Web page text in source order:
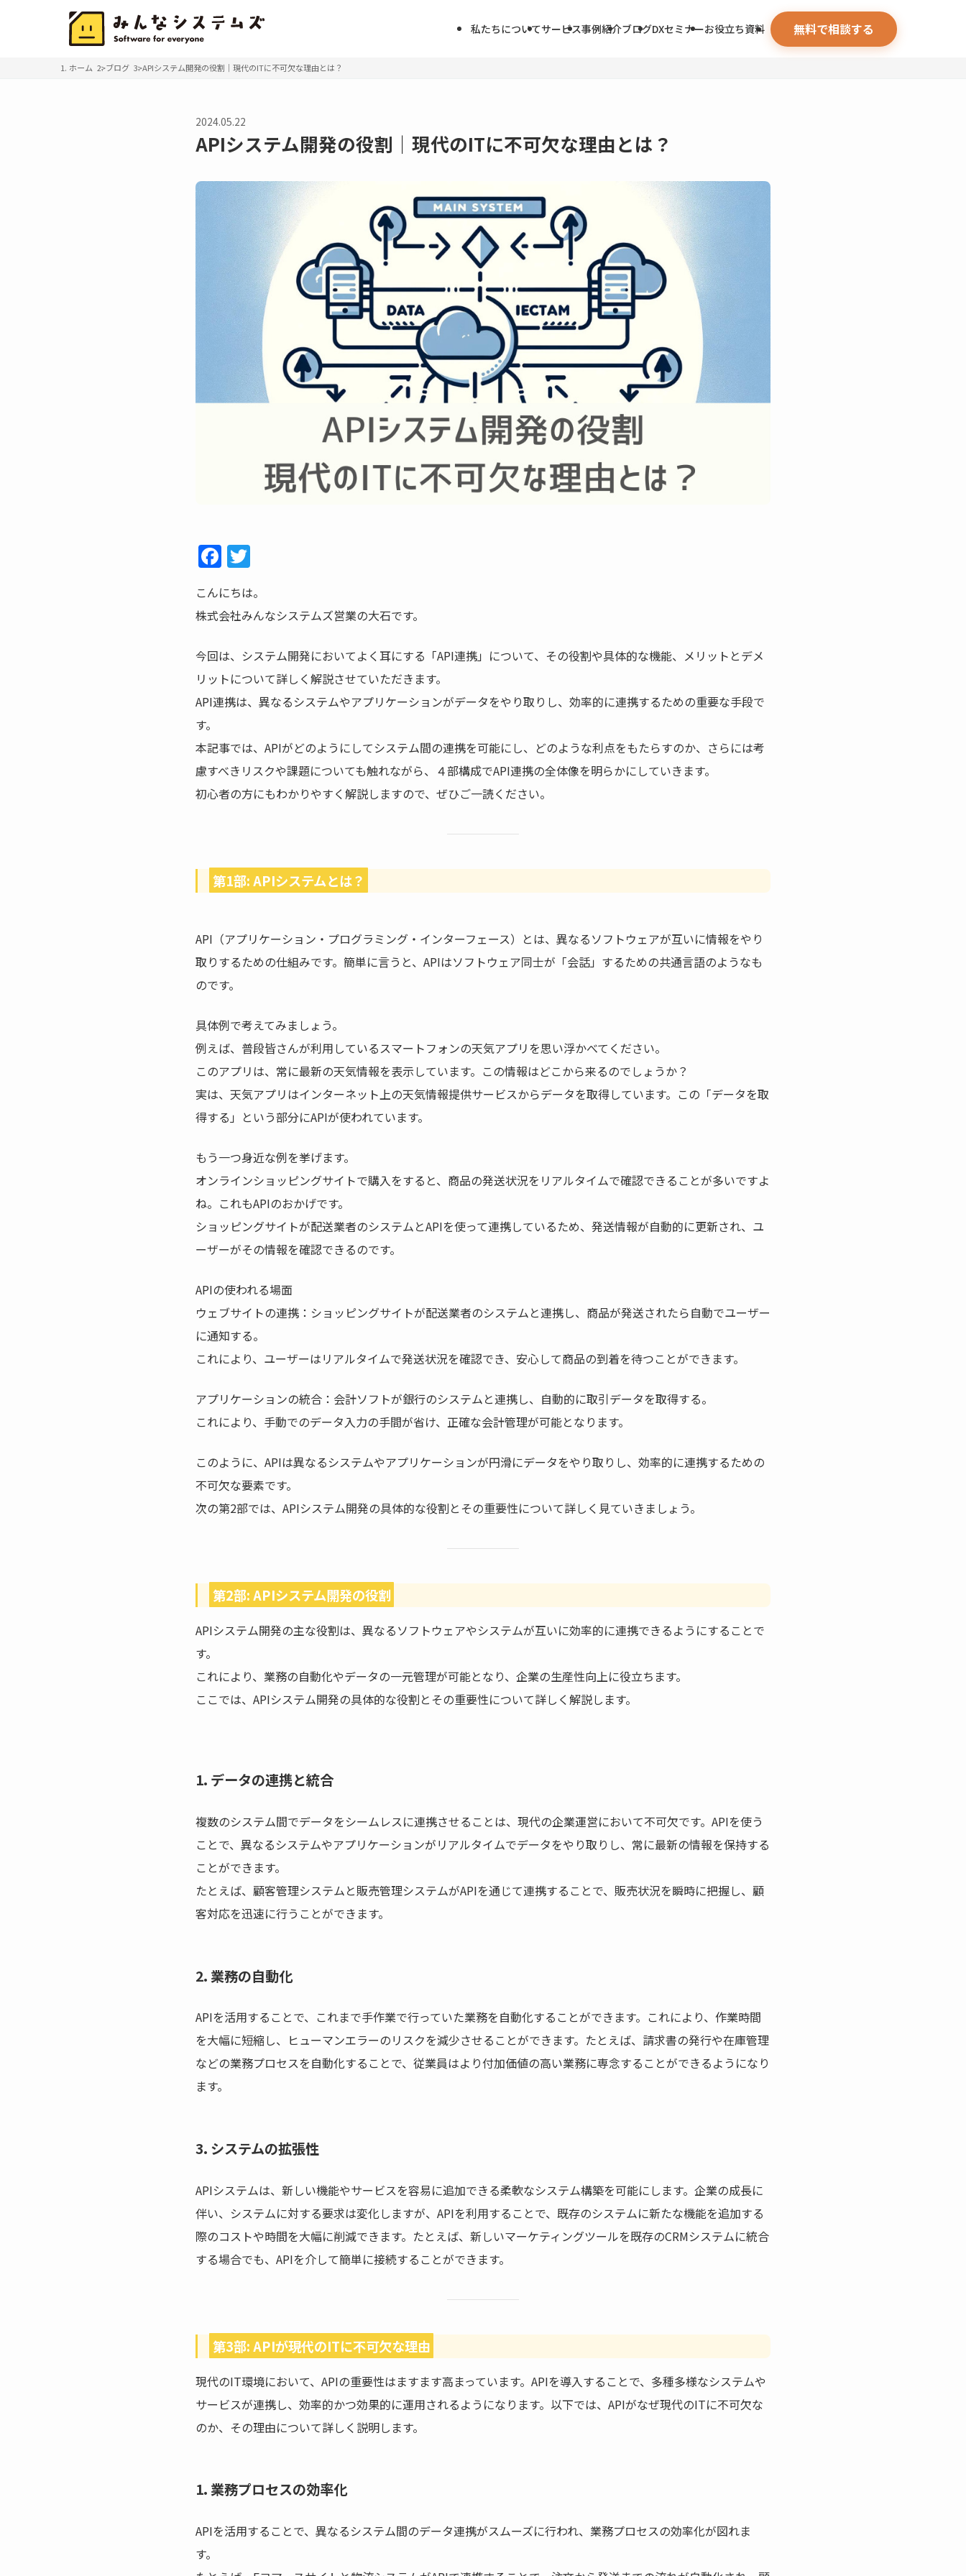
私たちについてサービス事例紹介ブログDXセミナーお役立ち資料 無料で相談する
ホーム ブログ APIシステム開発の役割｜現代のITに不可欠な理由とは？
2024.05.22
APIシステム開発の役割｜現代のITに不可欠な理由とは？
F
a
c
e
b
o
o
k
itt
er
こんにちは。
株式会社みんなシステムズ営業の大石です。
今回は、システム開発においてよく耳にする「API連携」について、その役割や具体的な機能、メリットとデメ
リットについて詳しく解説させていただきます。
API連携は、異なるシステムやアプリケーションがデータをやり取りし、効率的に連携するための重要な手段で
す。
本記事では、APIがどのようにしてシステム間の連携を可能にし、どのような利点をもたらすのか、さらには考
慮すべきリスクや課題についても触れながら、４部構成でAPI連携の全体像を明らかにしていきます。
初心者の方にもわかりやすく解説しますので、ぜひご一読ください。
第1部: APIシステムとは？
API（アプリケーション・プログラミング・インターフェース）とは、異なるソフトウェアが互いに情報をやり
取りするための仕組みです。簡単に言うと、APIはソフトウェア同士が「会話」するための共通言語のようなも
のです。
具体例で考えてみましょう。
例えば、普段皆さんが利用しているスマートフォンの天気アプリを思い浮かべてください。
このアプリは、常に最新の天気情報を表示しています。この情報はどこから来るのでしょうか？
実は、天気アプリはインターネット上の天気情報提供サービスからデータを取得しています。この「データを取
得する」という部分にAPIが使われています。
もう一つ身近な例を挙げます。
オンラインショッピングサイトで購入をすると、商品の発送状況をリアルタイムで確認できることが多いですよ
ね。これもAPIのおかげです。
ショッピングサイトが配送業者のシステムとAPIを使って連携しているため、発送情報が自動的に更新され、ユ
ーザーがその情報を確認できるのです。
APIの使われる場面
ウェブサイトの連携：ショッピングサイトが配送業者のシステムと連携し、商品が発送されたら自動でユーザー
に通知する。
これにより、ユーザーはリアルタイムで発送状況を確認でき、安心して商品の到着を待つことができます。
アプリケーションの統合：会計ソフトが銀行のシステムと連携し、自動的に取引データを取得する。
これにより、手動でのデータ入力の手間が省け、正確な会計管理が可能となります。
このように、APIは異なるシステムやアプリケーションが円滑にデータをやり取りし、効率的に連携するための
不可欠な要素です。
次の第2部では、APIシステム開発の具体的な役割とその重要性について詳しく見ていきましょう。
第2部: APIシステム開発の役割
APIシステム開発の主な役割は、異なるソフトウェアやシステムが互いに効率的に連携できるようにすることで
す。
これにより、業務の自動化やデータの一元管理が可能となり、企業の生産性向上に役立ちます。
ここでは、APIシステム開発の具体的な役割とその重要性について詳しく解説します。
1. データの連携と統合
複数のシステム間でデータをシームレスに連携させることは、現代の企業運営において不可欠です。APIを使う
ことで、異なるシステムやアプリケーションがリアルタイムでデータをやり取りし、常に最新の情報を保持する
ことができます。
たとえば、顧客管理システムと販売管理システムがAPIを通じて連携することで、販売状況を瞬時に把握し、顧
客対応を迅速に行うことができます。
2. 業務の自動化
APIを活用することで、これまで手作業で行っていた業務を自動化することができます。これにより、作業時間
を大幅に短縮し、ヒューマンエラーのリスクを減少させることができます。たとえば、請求書の発行や在庫管理
などの業務プロセスを自動化することで、従業員はより付加価値の高い業務に専念することができるようになり
ます。
3. システムの拡張性
APIシステムは、新しい機能やサービスを容易に追加できる柔軟なシステム構築を可能にします。企業の成長に
伴い、システムに対する要求は変化しますが、APIを利用することで、既存のシステムに新たな機能を追加する
際のコストや時間を大幅に削減できます。たとえば、新しいマーケティングツールを既存のCRMシステムに統合
する場合でも、APIを介して簡単に接続することができます。
第3部: APIが現代のITに不可欠な理由
現代のIT環境において、APIの重要性はますます高まっています。APIを導入することで、多種多様なシステムや
サービスが連携し、効率的かつ効果的に運用されるようになります。以下では、APIがなぜ現代のITに不可欠な
のか、その理由について詳しく説明します。
1. 業務プロセスの効率化
APIを活用することで、異なるシステム間のデータ連携がスムーズに行われ、業務プロセスの効率化が図れま
す。